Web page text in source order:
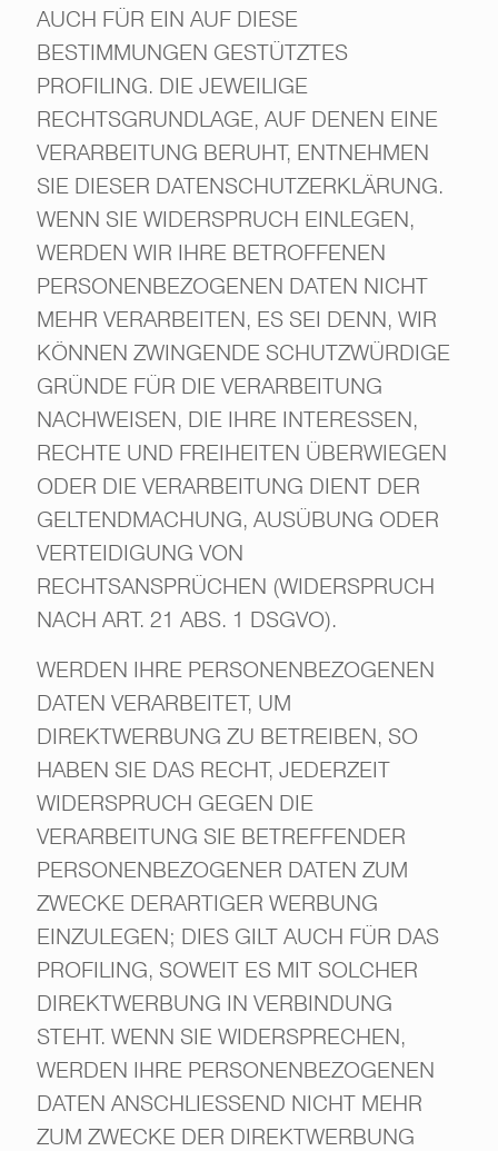
AUCH FÜR EIN AUF DIESE
BESTIMMUNGEN GESTÜTZTES
PROFILING. DIE JEWEILIGE
RECHTSGRUNDLAGE, AUF DENEN EINE
VERARBEITUNG BERUHT, ENTNEHMEN
SIE DIESER DATENSCHUTZERKLÄRUNG.
WENN SIE WIDERSPRUCH EINLEGEN,
WERDEN WIR IHRE BETROFFENEN
PERSONENBEZOGENEN DATEN NICHT
MEHR VERARBEITEN, ES SEI DENN, WIR
KÖNNEN ZWINGENDE SCHUTZWÜRDIGE
GRÜNDE FÜR DIE VERARBEITUNG
NACHWEISEN, DIE IHRE INTERESSEN,
RECHTE UND FREIHEITEN ÜBERWIEGEN
ODER DIE VERARBEITUNG DIENT DER
GELTENDMACHUNG, AUSÜBUNG ODER
VERTEIDIGUNG VON
RECHTSANSPRÜCHEN (WIDERSPRUCH
NACH ART. 21 ABS. 1 DSGVO).
WERDEN IHRE PERSONENBEZOGENEN
DATEN VERARBEITET, UM
DIREKTWERBUNG ZU BETREIBEN, SO
HABEN SIE DAS RECHT, JEDERZEIT
WIDERSPRUCH GEGEN DIE
VERARBEITUNG SIE BETREFFENDER
PERSONENBEZOGENER DATEN ZUM
ZWECKE DERARTIGER WERBUNG
EINZULEGEN; DIES GILT AUCH FÜR DAS
PROFILING, SOWEIT ES MIT SOLCHER
DIREKTWERBUNG IN VERBINDUNG
STEHT. WENN SIE WIDERSPRECHEN,
WERDEN IHRE PERSONENBEZOGENEN
DATEN ANSCHLIESSEND NICHT MEHR
ZUM ZWECKE DER DIREKTWERBUNG